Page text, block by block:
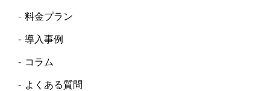
料金プラン
導入事例
コラム
よくある質問